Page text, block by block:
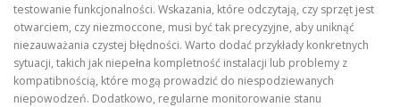
testowanie funkcjonalności. Wskazania, które odczytają, czy sprzęt jest
otwarciem, czy niezmoccone, musi być tak precyzyjne, aby uniknąć
niezauważania czystej błędności. Warto dodać przykłady konkretnych
sytuacji, takich jak niepełna kompletność instalacji lub problemy z
kompatibnością, które mogą prowadzić do niespodziewanych
niepowodzeń. Dodatkowo, regularne monitorowanie stanu